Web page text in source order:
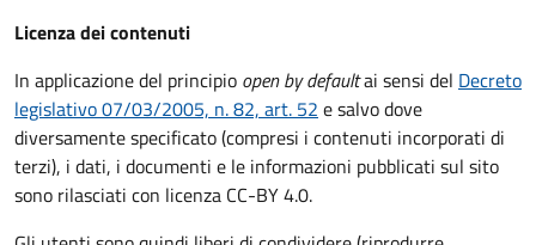
Licenza dei contenuti
In applicazione del principio open by defaultai sensi del Decreto
legislativo 07/03/2005, n. 82, art. 52 e salvo dove
diversamente specificato (compresi i contenuti incorporati di
terzi), i dati, i documenti e le informazioni pubblicati sul sito
sono rilasciati con licenza CC-BY 4.0.